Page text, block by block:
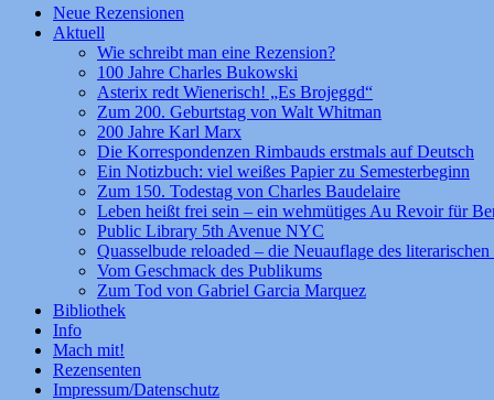
Zum
Inhalt
Neue Rezensionen
Aktuell
Wie schreibt man eine Rezension?
100 Jahre Charles Bukowski
Asterix redt Wienerisch! „Es Brojeggd“
Zum 200. Geburtstag von Walt Whitman
200 Jahre Karl Marx
Die Korrespondenzen Rimbauds erstmals auf Deutsch
Ein Notizbuch: viel weißes Papier zu Semesterbeginn
Zum 150. Todestag von Charles Baudelaire
Leben heißt frei sein – ein wehmütiges Au Revoir für
Public Library 5th Avenue NYC
Quasselbude reloaded – die Neuauflage des literarischen
Vom Geschmack des Publikums
Zum Tod von Gabriel Garcia Marquez
Bibliothek
Info
Mach mit!
Rezensenten
Impressum/Datenschutz